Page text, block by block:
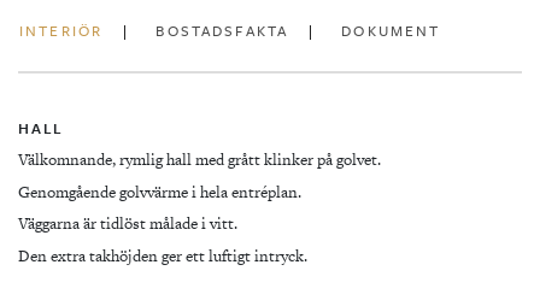
INTERIÖR BOSTADSFAKTA DOKUMENT
HALL
Välkomnande, rymlig hall med grått klinker på golvet.
Genomgående golvvärme i hela entréplan.
Väggarna är tidlöst målade i vitt.
Den extra takhöjden ger ett luftigt intryck.